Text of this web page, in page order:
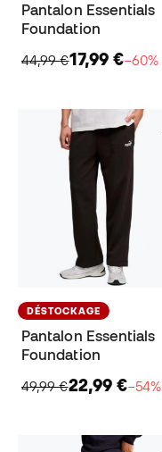
Pantalon Essentials
Foundation
44,99 €17,99 €−60%
DÉSTOCKAGE
Pantalon Essentials
Foundation
49,99 €22,99 €−54%